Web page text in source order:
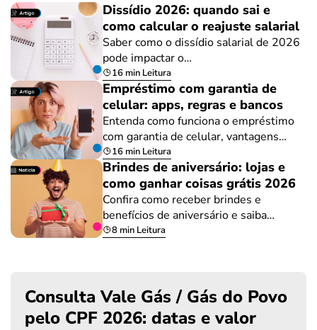
Dissídio 2026: quando sai e
como calcular o reajuste salarial
Saber como o dissídio salarial de 2026
pode impactar o…
16 min Leitura
Empréstimo com garantia de
celular: apps, regras e bancos
Entenda como funciona o empréstimo
com garantia de celular, vantagens…
16 min Leitura
Brindes de aniversário: lojas e
como ganhar coisas grátis 2026
Confira como receber brindes e
benefícios de aniversário e saiba…
8 min Leitura
Consulta Vale Gás / Gás do Povo
pelo CPF 2026: datas e valor